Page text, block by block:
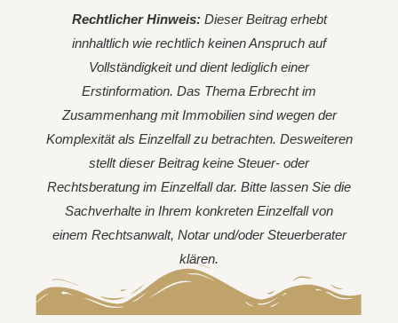
Rechtlicher Hinweis:Dieser Beitrag erhebt
innhaltlich wie rechtlich keinen Anspruch auf
Vollständigkeit und dient lediglich einer
Erstinformation. Das Thema Erbrecht im
Zusammenhang mit Immobilien sind wegen der
Komplexität als Einzelfall zu betrachten. Desweiteren
stellt dieser Beitrag keine Steuer- oder
Rechtsberatung im Einzelfall dar. Bitte lassen Sie die
Sachverhalte in Ihrem konkreten Einzelfall von
einem Rechtsanwalt, Notar und/oder Steuerberater
klären.